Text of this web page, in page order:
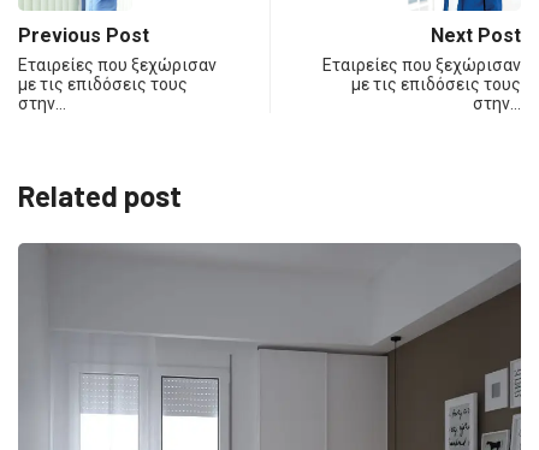
Previous Post
Εταιρείες που ξεχώρισαν
με τις επιδόσεις τους
στην…
Next Post
Εταιρείες που ξεχώρισαν
με τις επιδόσεις τους
στην…
Related post